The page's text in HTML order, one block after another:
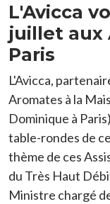
L'Avicca
juillet aux
Paris
L'Avicca,
Aromates à la
Dominique à
table-rondes de
thème de ces
du Très Haut
Ministre chargé